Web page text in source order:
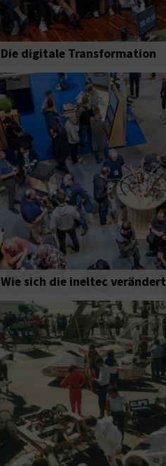
Die digitale Transformation
Wie sich die ineltec verändert